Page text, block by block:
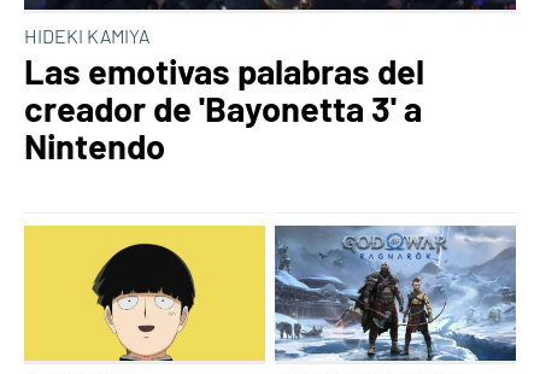
HIDEKI KAMIYA
Las emotivas palabras del
creador de 'Bayonetta 3' a
Nintendo